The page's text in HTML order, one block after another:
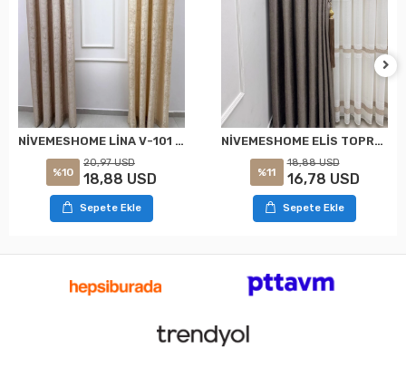
NİVEMESHOME LİNA V-101 KREM 1/3 PİLELİ FON PERDE
%10
20,97 USD
18,88 USD
Sepete Ekle
NİVEMESHOME ELİS TOPRAK FON PERDE 1/3 SIK PİLELİ PERDE APM
%11
18,88 USD
16,78 USD
Sepete Ekle